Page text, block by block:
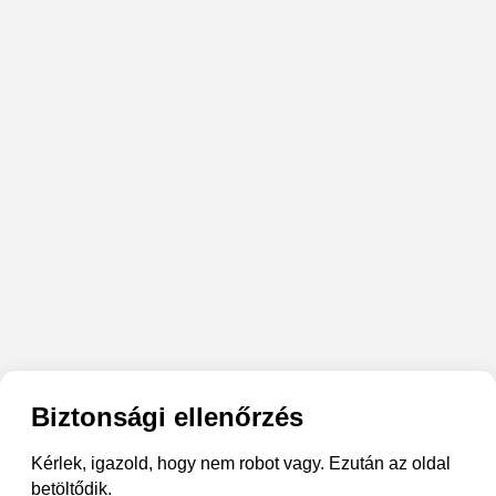
Biztonsági ellenőrzés
Kérlek, igazold, hogy nem robot vagy. Ezután az oldal
betöltődik.